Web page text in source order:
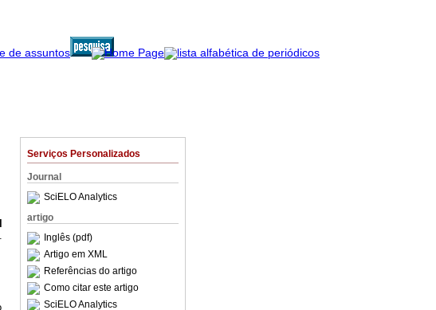
Serviços Personalizados
Journal
SciELO Analytics
artigo
Inglês (pdf)
Artigo em XML
Referências do artigo
Como citar este artigo
SciELO Analytics